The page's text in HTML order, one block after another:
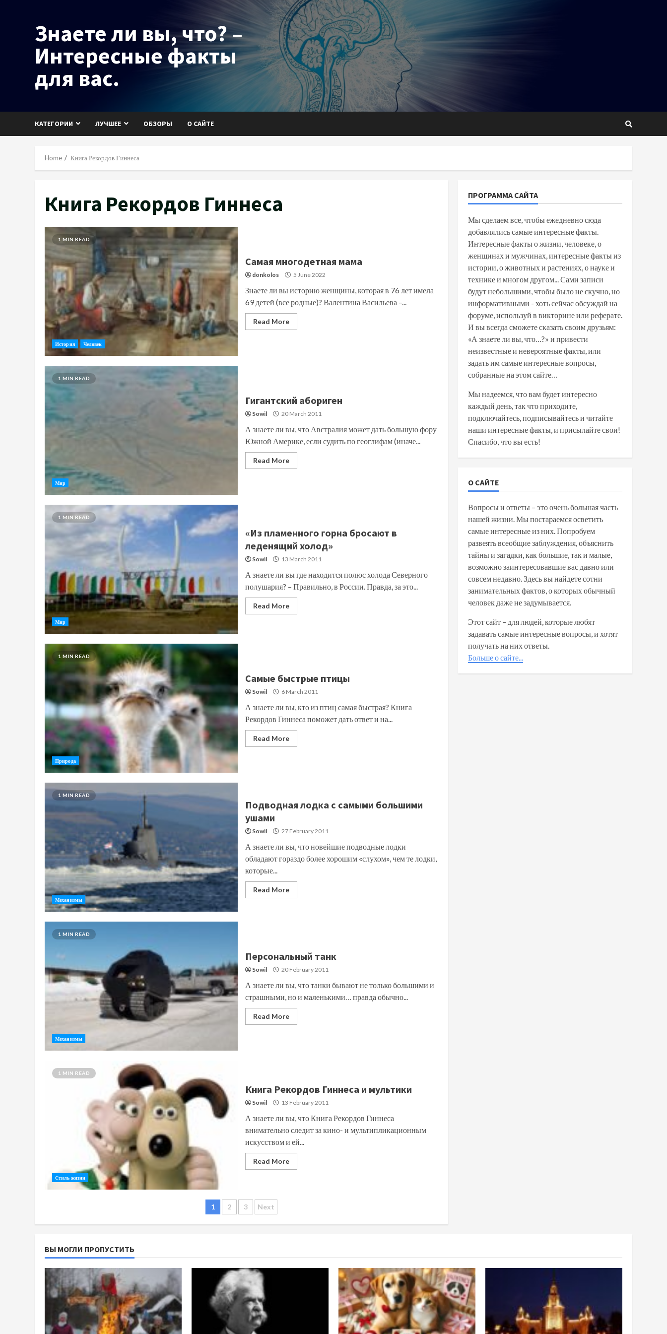
Знаете ли вы, что? –
Интересные факты
для вас.
КАТЕГОРИИ ЛУЧШЕЕ ОБЗОРЫ О САЙТЕ
Home Книга Рекордов Гиннеса
Книга Рекордов Гиннеса
1 MIN READ
История Человек
Самая многодетная мама
donkolos 5 June 2022
Знаете ли вы историю женщины, которая в 76 лет имела
69 детей (все родные)? Валентина Васильева –...
Read More
1 MIN READ
Мир
Гигантский абориген
Sowil 20 March 2011
А знаете ли вы, что Австралия может дать большую фору
Южной Америке, если судить по геоглифам (иначе...
Read More
1 MIN READ
Мир
«Из пламенного горна бросают в
леденящий холод»
Sowil 13 March 2011
А знаете ли вы где находится полюс холода Северного
полушария? – Правильно, в России. Правда, за это...
Read More
1 MIN READ
Природа
Самые быстрые птицы
Sowil 6 March 2011
А знаете ли вы, кто из птиц самая быстрая? Книга
Рекордов Гиннеса поможет дать ответ и на...
Read More
1 MIN READ
Механизмы
Подводная лодка с самыми большими
ушами
Sowil 27 February 2011
А знаете ли вы, что новейшие подводные лодки
обладают гораздо более хорошим «слухом», чем те лодки,
которые...
Read More
1 MIN READ
Механизмы
Персональный танк
Sowil 20 February 2011
А знаете ли вы, что танки бывают не только большими и
страшными, но и маленькими… правда обычно...
Read More
1 MIN READ
Стиль жизни
Книга Рекордов Гиннеса и мультики
Sowil 13 February 2011
А знаете ли вы, что Книга Рекордов Гиннеса
внимательно следит за кино- и мультипликационным
искусством и ей...
Read More
Posts
navigation
1 2 3 Next
ПРОГРАММА САЙТА
Мы сделаем все, чтобы ежедневно сюда
добавлялись самые интересные факты.
Интересные факты о жизни, человеке, о
женщинах и мужчинах, интересные факты из
истории, о животных и растениях, о науке и
технике и многом другом... Сами записи
будут небольшими, чтобы было не скучно, но
информативными - хоть сейчас обсуждай на
форуме, используй в викторине или реферате.
И вы всегда сможете сказать своим друзьям:
«А знаете ли вы, что…?» и привести
неизвестные и невероятные факты, или
задать им самые интересные вопросы,
собранные на этом сайте…
Мы надеемся, что вам будет интересно
каждый день, так что приходите,
подключайтесь, подписывайтесь и читайте
наши интересные факты, и присылайте свои!
Спасибо, что вы есть!
О САЙТЕ
Вопросы и ответы – это очень большая часть
нашей жизни. Мы постараемся осветить
самые интересные из них. Попробуем
развеять всеобщие заблуждения, объяснить
тайны и загадки, как большие, так и малые,
возможно заинтересовавшие вас давно или
совсем недавно. Здесь вы найдете сотни
занимательных фактов, о которых обычный
человек даже не задумывается.
Этот сайт – для людей, которые любят
задавать самые интересные вопросы, и хотят
получать на них ответы.
Больше о сайте...
ВЫ МОГЛИ ПРОПУСТИТЬ